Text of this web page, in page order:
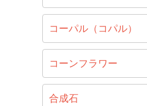
コーパル（コパル）
コーンフラワー
合成石